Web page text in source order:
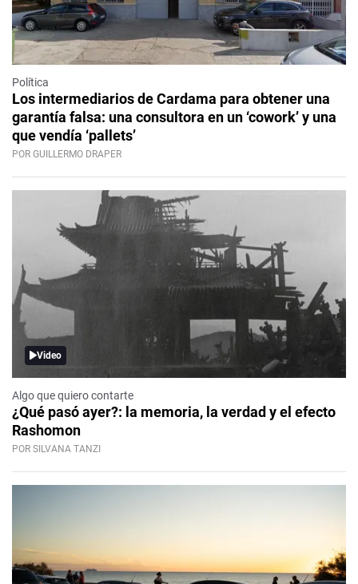
Política
Los intermediarios de Cardama para obtener una
garantía falsa: una consultora en un ‘cowork’ y una
que vendía ‘pallets’
POR GUILLERMO DRAPER
Video
Algo que quiero contarte
¿Qué pasó ayer?: la memoria, la verdad y el efecto
Rashomon
POR SILVANA TANZI